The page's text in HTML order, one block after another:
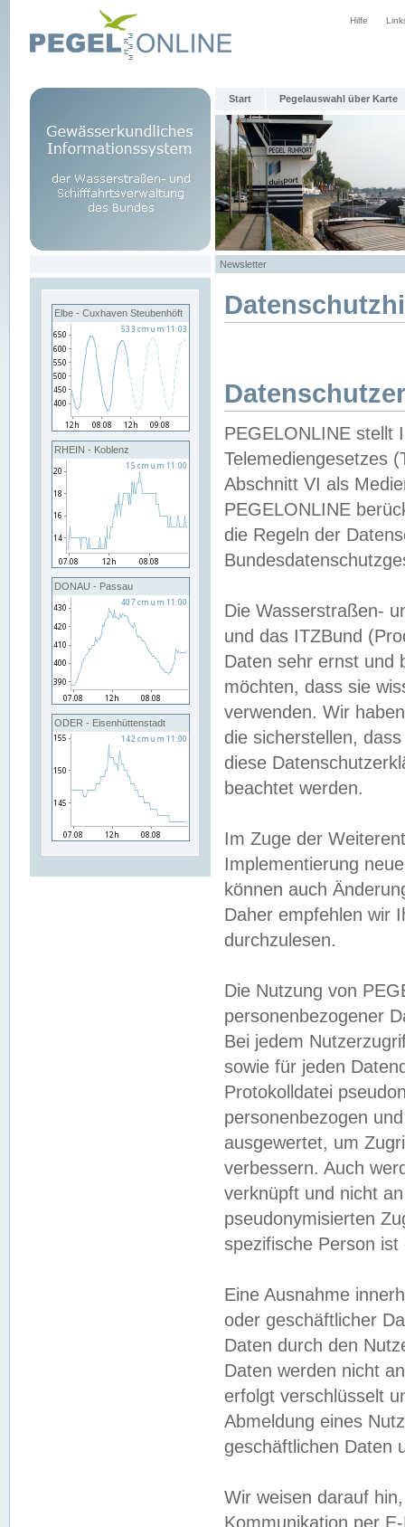
Hilfe
Start Pegelauswahl über Karte
Newsletter
Elbe - Cuxhaven Steubenhöft
RHEIN - Koblenz
DONAU - Passau
ODER - Eisenhüttenstadt
PEGELONLINE stellt
Telemediengesetzes
Abschnitt VI als
PEGELONLINE
die Regeln der
Die Wasserstraßen-
und das ITZBund
Daten sehr ernst und
möchten, dass sie
verwenden. Wir
die sicherstellen,
diese
beachtet werden.
Im Zuge der
Implementierung
können auch
Daher empfehlen wir
durchzulesen.
Die Nutzung von
personenbezogener
Bei jedem
sowie für jeden
Protokolldatei
personenbezogen
ausgewertet, um
verbessern. Auch
verknüpft und nicht
pseudonymisierten
spezifische Person
Eine Ausnahme
oder geschäftlicher
Daten durch den
Daten werden nicht
erfolgt verschlüsselt
Abmeldung eines
geschäftlichen Daten
Wir weisen darauf
Kommunikation per